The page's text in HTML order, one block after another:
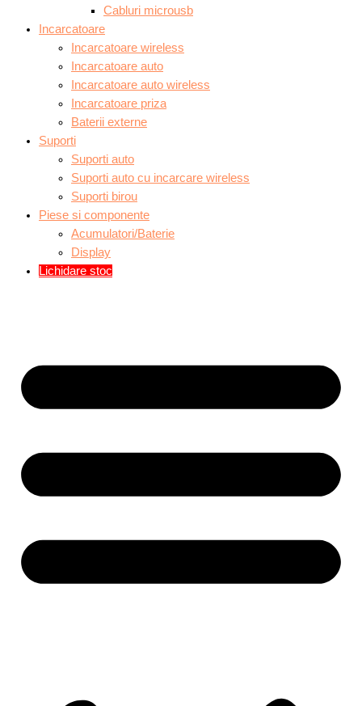
Cabluri microusb
Incarcatoare
Incarcatoare wireless
Incarcatoare auto
Incarcatoare auto wireless
Incarcatoare priza
Baterii externe
Suporti
Suporti auto
Suporti auto cu incarcare wireless
Suporti birou
Piese si componente
Acumulatori/Baterie
Display
Lichidare stoc